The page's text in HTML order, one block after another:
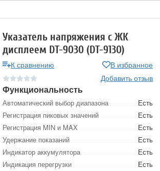
Указатель напряжения с ЖК
дисплеем DT-9030 (DT-9130)
К сравнению
В избранное
Добавить отзыв
Функциональность
Автоматический выбор диапазона
Есть
Регистрация пиковых значений
Есть
Регистрация MIN и MAX
Есть
Удержание показаний
Есть
Индикатор аккумулятора
Есть
Индикация перегрузки
Есть